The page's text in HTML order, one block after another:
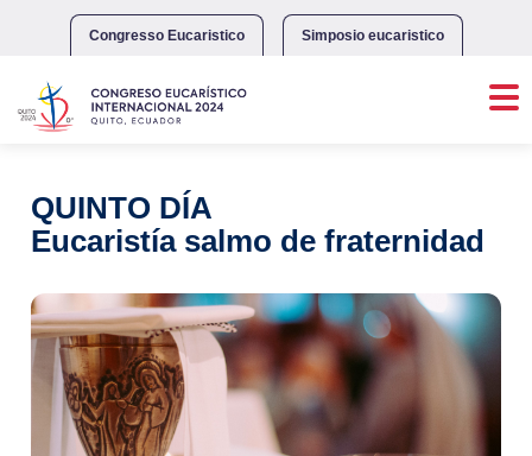
Congresso Eucaristico Simposio eucaristico
QUINTO DÍA
Eucaristía salmo de fraternidad